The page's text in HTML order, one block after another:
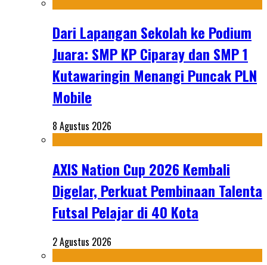
Dari Lapangan Sekolah ke Podium
Juara: SMP KP Ciparay dan SMP 1
Kutawaringin Menangi Puncak PLN
Mobile
8 Agustus 2026
AXIS Nation Cup 2026 Kembali
Digelar, Perkuat Pembinaan Talenta
Futsal Pelajar di 40 Kota
2 Agustus 2026